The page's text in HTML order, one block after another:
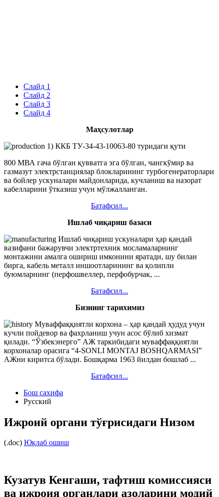
Слайд 1
Слайд 2
Слайд 3
Слайд 4
Маҳсулотлар
1) ККБ ТУ-34-43-10063-80 туридаги қути
800 МВА гача бўлган қувватга эга бўлган, чангкўмир ва
газмазут электрстанциялар блокларининг турбогенераторлари
ва бойлер ускуналари майдонларида, кучланиш ва назорат
кабелларини ўтказиш учун мўлжалланган.
Батафсил...
Ишлаб чиқариш базаси
Ишлаб чиқариш ускуналари ҳар қандай
вазифани бажарувчи электртехник мосламаларнинг
монтажини амалга ошириш имконини яратади, шу билан
бирга, кабель металл иншоотларининг ва қолипли
буюмларнинг (перфошвеллер, перфобурчак, ...
Батафсил...
Бизнинг тарихимиз
Муваффаққиятли корхона – ҳар қандай ҳудуд учун
кучли пойдевор ва фахрланиш учун асос бўлиб хизмат
қилади. “Ўзбекэнерго” АЖ таркибидаги муваффаққиятли
корхоналар орасига “4-SONLI MONTAJ BOSHQARMASI”
АЖни киритса бўлади. Бошқарма 1963 йилдан бошлаб ...
Батафсил...
Бош сахифа
Русский
Ижроий органи тўғрисидаги Низом
(.doc) Юқлаб ошиш
Кузатув Кенгаши, тафтиш комиссияси
ва ижроия органлари азоларини модий